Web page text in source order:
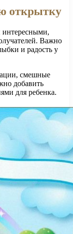
открытку
Важно
и радость у
смешные
добавить
для ребенка.